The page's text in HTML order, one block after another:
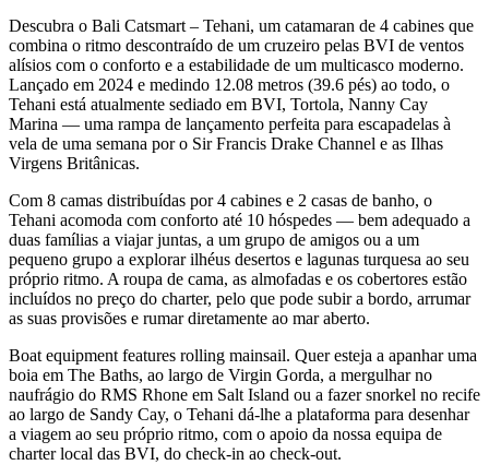
Descubra o Bali Catsmart – Tehani, um catamaran de 4 cabines que
combina o ritmo descontraído de um cruzeiro pelas BVI de ventos
alísios com o conforto e a estabilidade de um multicasco moderno.
Lançado em 2024 e medindo 12.08 metros (39.6 pés) ao todo, o
Tehani está atualmente sediado em BVI, Tortola, Nanny Cay
Marina — uma rampa de lançamento perfeita para escapadelas à
vela de uma semana por o Sir Francis Drake Channel e as Ilhas
Virgens Britânicas.
Com 8 camas distribuídas por 4 cabines e 2 casas de banho, o
Tehani acomoda com conforto até 10 hóspedes — bem adequado a
duas famílias a viajar juntas, a um grupo de amigos ou a um
pequeno grupo a explorar ilhéus desertos e lagunas turquesa ao seu
próprio ritmo. A roupa de cama, as almofadas e os cobertores estão
incluídos no preço do charter, pelo que pode subir a bordo, arrumar
as suas provisões e rumar diretamente ao mar aberto.
Boat equipment features rolling mainsail. Quer esteja a apanhar uma
boia em The Baths, ao largo de Virgin Gorda, a mergulhar no
naufrágio do RMS Rhone em Salt Island ou a fazer snorkel no recife
ao largo de Sandy Cay, o Tehani dá-lhe a plataforma para desenhar
a viagem ao seu próprio ritmo, com o apoio da nossa equipa de
charter local das BVI, do check-in ao check-out.